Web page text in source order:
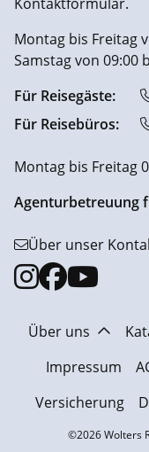
Montag bis Freitag
Samstag von 09:00
Für Reisegäste:
Für Reisebüros:
Montag bis Freitag
Agenturbetreuung
Über unser
Über uns
Impressum
Versicherung
©2026 Wolters